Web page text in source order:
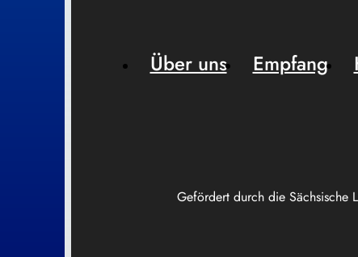
Gefördert durch die Sächsische
Über uns Empfang